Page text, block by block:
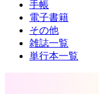
手帳
電子書籍
その他
雑誌一覧
単行本一覧